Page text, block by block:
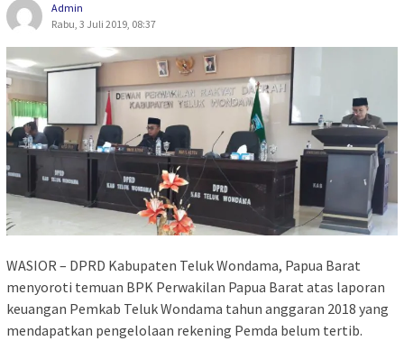
Admin
Rabu, 3 Juli 2019, 08:37
WASIOR – DPRD Kabupaten Teluk Wondama, Papua Barat
menyoroti temuan BPK Perwakilan Papua Barat atas laporan
keuangan Pemkab Teluk Wondama tahun anggaran 2018 yang
mendapatkan pengelolaan rekening Pemda belum tertib.